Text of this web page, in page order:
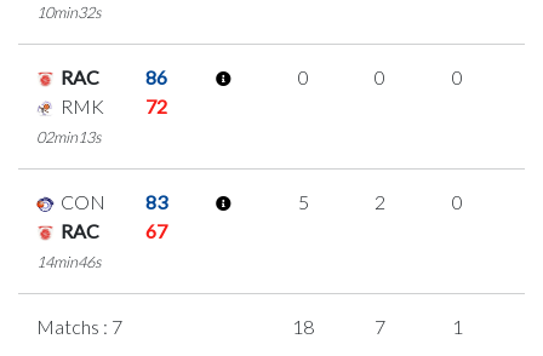
10min32s
RAC
86
RMK
72
02min13s
0 0 0
CON
83
RAC
67
14min46s
5 2 0
Matchs : 7 18 7 1